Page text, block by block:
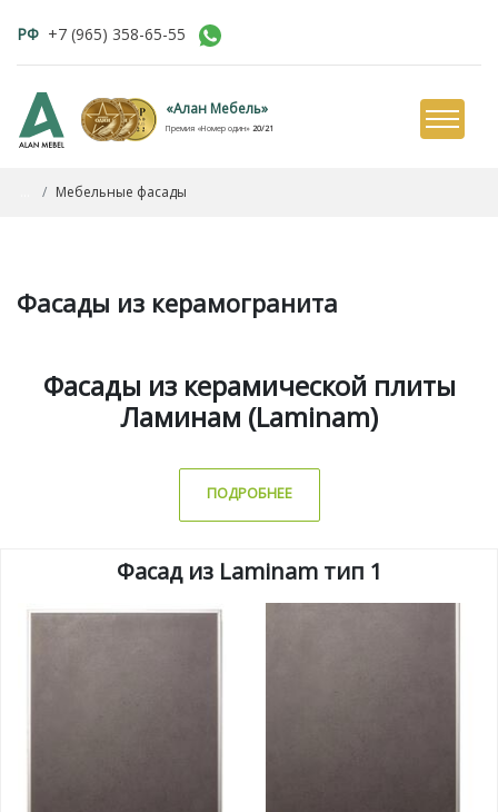
РФ +7 (965) 358-65-55
«Алан Мебель»
Премия «Номер один» 20/21
Мебельные фасады
Фасады из керамогранита
Фасады из керамической плиты
Ламинам (Laminam)
ПОДРОБНЕЕ
Фасад из Laminam тип 1